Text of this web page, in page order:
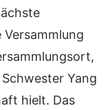
Yang
hielt. Das